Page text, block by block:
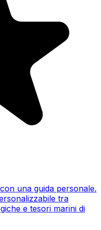
una guida personale.
tra
e tesori marini di